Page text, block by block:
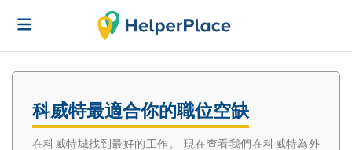
科威特最適合你的職位空缺
在科威特城找到最好的工作。 現在查看我們在科威特為外